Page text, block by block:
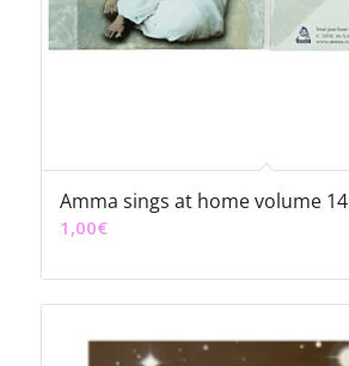
Amma sings at home volume 14
1,00€